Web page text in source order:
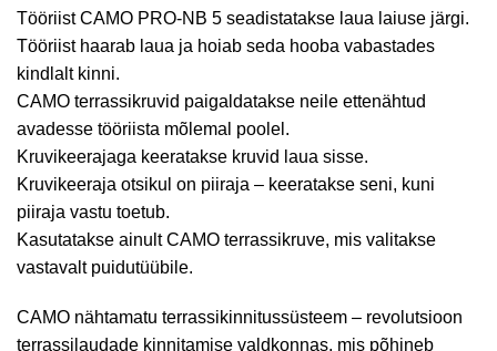
Tööriist CAMO PRO-NB 5 seadistatakse laua laiuse järgi.
Tööriist haarab laua ja hoiab seda hooba vabastades
kindlalt kinni.
CAMO terrassikruvid paigaldatakse neile ettenähtud
avadesse tööriista mõlemal poolel.
Kruvikeerajaga keeratakse kruvid laua sisse.
Kruvikeeraja otsikul on piiraja – keeratakse seni, kuni
piiraja vastu toetub.
Kasutatakse ainult CAMO terrassikruve, mis valitakse
vastavalt puidutüübile.
CAMO nähtamatu terrassikinnitussüsteem – revolutsioon
terrassilaudade kinnitamise valdkonnas, mis põhineb